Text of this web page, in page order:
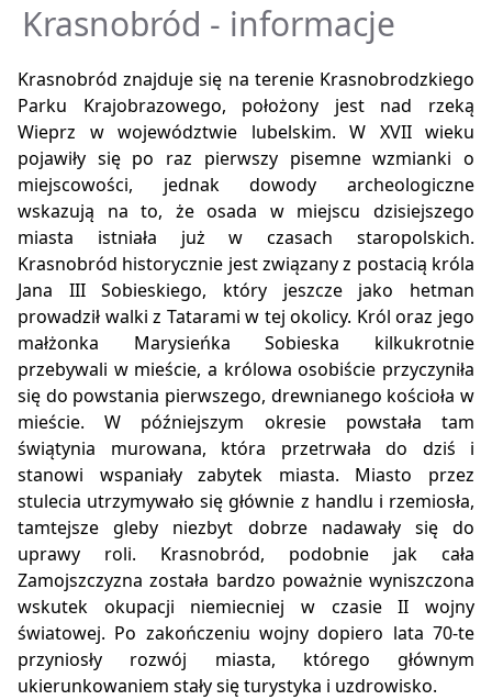
Krasnobród - informacje
Krasnobród znajduje się na terenie Krasnobrodzkiego
Parku Krajobrazowego, położony jest nad rzeką
Wieprz w województwie lubelskim. W XVII wieku
pojawiły się po raz pierwszy pisemne wzmianki o
miejscowości, jednak dowody archeologiczne
wskazują na to, że osada w miejscu dzisiejszego
miasta istniała już w czasach staropolskich.
Krasnobród historycznie jest związany z postacią króla
Jana III Sobieskiego, który jeszcze jako hetman
prowadził walki z Tatarami w tej okolicy. Król oraz jego
małżonka Marysieńka Sobieska kilkukrotnie
przebywali w mieście, a królowa osobiście przyczyniła
się do powstania pierwszego, drewnianego kościoła w
mieście. W późniejszym okresie powstała tam
świątynia murowana, która przetrwała do dziś i
stanowi wspaniały zabytek miasta. Miasto przez
stulecia utrzymywało się głównie z handlu i rzemiosła,
tamtejsze gleby niezbyt dobrze nadawały się do
uprawy roli. Krasnobród, podobnie jak cała
Zamojszczyzna została bardzo poważnie wyniszczona
wskutek okupacji niemiecniej w czasie II wojny
światowej. Po zakończeniu wojny dopiero lata 70-te
przyniosły rozwój miasta, którego głównym
ukierunkowaniem stały się turystyka i uzdrowisko.